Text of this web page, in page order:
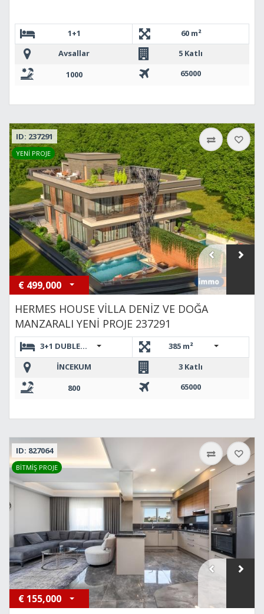
1+1
60 m²
Avsallar
5 Katlı
1000
65000
ID: 237291
YENİ PROJE
€ 499,000
HERMES HOUSE VİLLA DENİZ VE DOĞA
MANZARALI YENİ PROJE 237291
3+1 DUBLEKS,3+1 DUBLEKS
385 m²
İNCEKUM
3 Katlı
800
65000
ID: 827064
BİTMİŞ PROJE
€ 155,000